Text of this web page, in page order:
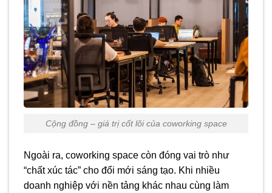
Cộng đồng – giá trị cốt lõi của coworking space
Ngoài ra, coworking space còn đóng vai trò như
“chất xúc tác” cho đổi mới sáng tạo. Khi nhiều
doanh nghiệp với nền tảng khác nhau cùng làm